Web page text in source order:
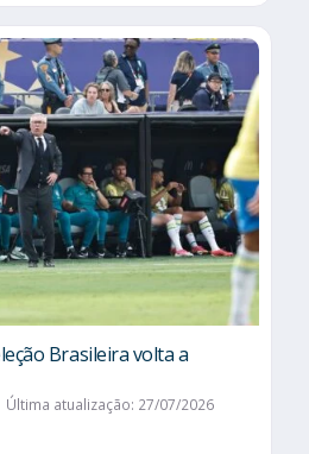
Brasileira volta a
Última atualização: 27/07/2026